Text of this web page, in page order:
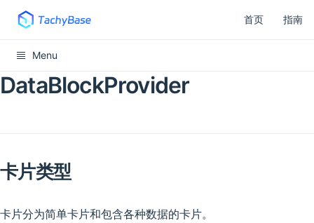
首页 指南
Menu
DataBlockProvider
卡片类型
卡片分为简单卡片和包含各种数据的卡片。